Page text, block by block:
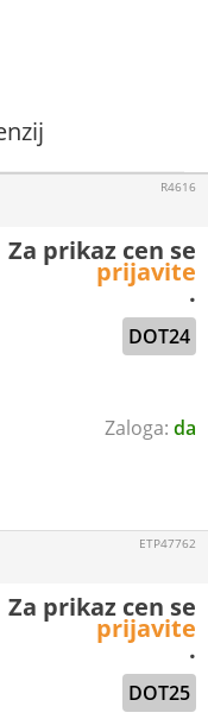
da
DOT24
R4616
Za prikaz cen se
prijavite
.
DOT25
ETP47762
Za prikaz cen se
prijavite
.